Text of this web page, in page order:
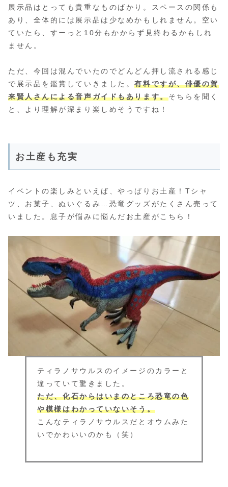
展示品はとっても貴重なものばかり。スペースの関係も
あり、全体的には展示品は少なめかもしれません。空い
ていたら、すーっと10分もかからず見終わるかもしれ
ません。
ただ、今回は混んでいたのでどんどん押し流される感じ
で展示品を鑑賞していきました。有料ですが、俳優の賀
来賢人さんによる音声ガイドもあります。そちらを聞く
と、より理解が深まり楽しめそうですね！
お土産も充実
イベントの楽しみといえば、やっぱりお土産！Tシャ
ツ、お菓子、ぬいぐるみ…恐竜グッズがたくさん売って
いました。息子が悩みに悩んだお土産がこちら！
ティラノサウルスのイメージのカラーと
違っていて驚きました。
ただ、化石からはいまのところ恐竜の色
や模様はわかっていないそう。
こんなティラノサウルスだとオウムみた
いでかわいいのかも（笑）